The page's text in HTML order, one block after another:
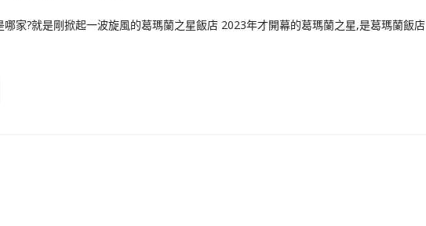
家?就是剛掀起一波旋風的葛瑪蘭之星飯店 2023年才開幕的葛瑪蘭之星,是葛瑪蘭飯店